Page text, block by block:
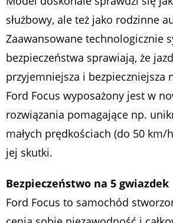
służbowy, ale też jako rodzinne
Zaawansowane technologicznie
bezpieczeństwa sprawiają, że
przyjemniejsza i bezpieczniejsza
Ford Focus wyposażony jest w
rozwiązania pomagające np.
małych prędkościach (do 50 km/
jej skutki.
Bezpieczeństwo na 5 gwiazdek
Ford Focus to samochód